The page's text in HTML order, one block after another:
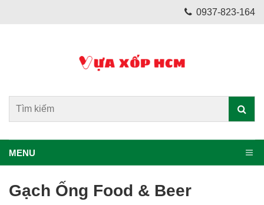
0937-823-164
MENU
Gạch Ống Food & Beer